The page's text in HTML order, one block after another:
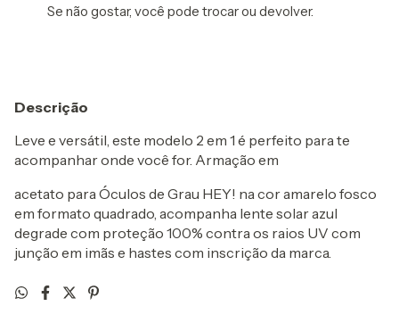
Se não gostar, você pode trocar ou devolver.
Descrição
Leve e versátil, este modelo 2 em 1 é perfeito para te
acompanhar onde você for. Armação em
acetato para Óculos de Grau HEY! na cor amarelo fosco
em formato quadrado, acompanha lente solar azul
degrade com proteção 100% contra os raios UV com
junção em imãs e hastes com inscrição da marca.